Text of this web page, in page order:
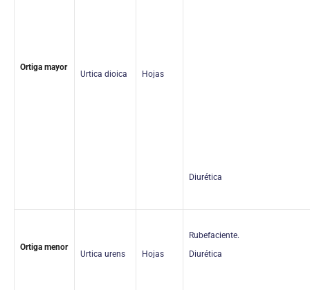
Ortiga mayor
Urtica dioica Hojas
Diurética
Ortiga menor
Urtica urens Hojas
Rubefaciente.
Diurética